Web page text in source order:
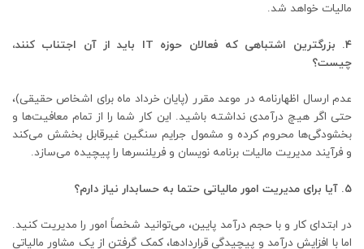
مالیات خواهد شد.
۴. بزرگترین اشتباهی که فعالان حوزه IT باید از آن اجتناب کنند،
چیست؟
عدم ارسال اظهارنامه در موعد مقرر (پایان خرداد ماه برای اشخاص حقیقی)،
حتی اگر هیچ درآمدی نداشته باشید. این کار شما را از تمام معافیت‌ها و
بخشودگی‌ها محروم کرده و مشمول جرایم سنگین غیرقابل بخشش می‌کند
و فرآیند مدیریت مالیات برنامه نویسان و فریلنسرها را پیچیده می‌سازد.
۵. آیا برای مدیریت امور مالیاتی حتما به حسابدار نیاز دارم؟
در ابتدای کار و با حجم درآمد پایین، می‌توانید شخصاً امور را مدیریت کنید.
اما با افزایش درآمد و پیچیدگی قراردادها، کمک گرفتن از یک مشاور مالیاتی